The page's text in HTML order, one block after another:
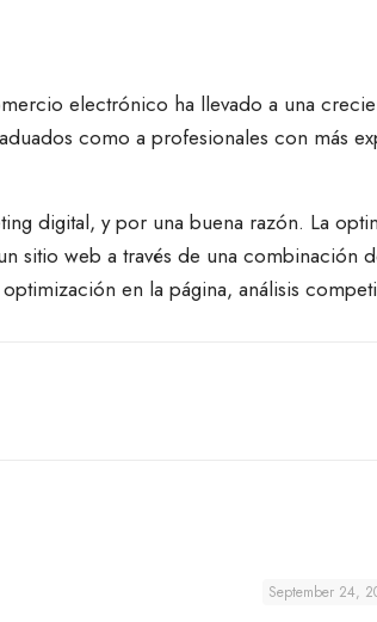
electrónico ha llevado a una
como a profesionales con más
digital, y por una buena razón. La
sitio web a través de una combinación
en la página, análisis
September 24,